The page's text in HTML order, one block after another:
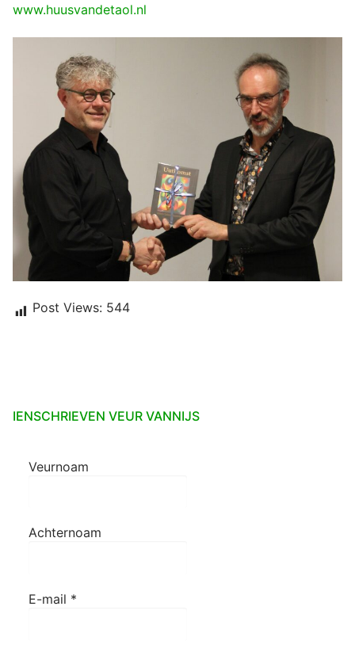
www.huusvandetaol.nl
Post Views: 544
IENSCHRIEVEN VEUR VANNIJS
Veurnoam
Achternoam
E-mail *